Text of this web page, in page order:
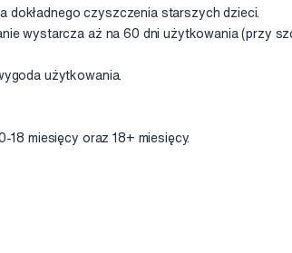
dokładnego czyszczenia starszych dzieci.
wystarcza aż na 60 dni użytkowania (przy
użytkowania.
18 miesięcy oraz 18+ miesięcy.